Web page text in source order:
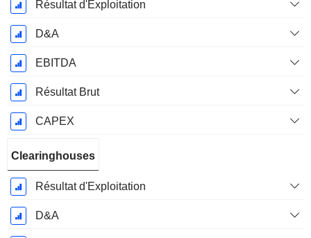
Résultat d'Exploitation
D&A
EBITDA
Résultat Brut
CAPEX
Clearinghouses
Résultat d'Exploitation
D&A